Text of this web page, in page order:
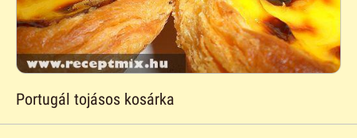
Portugál tojásos kosárka